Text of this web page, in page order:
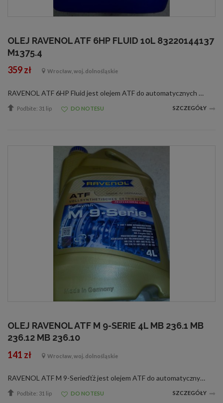
OLEJ RAVENOL ATF 6HP FLUID 10L 83220144137
M1375.4
359 zł Wrocław, woj. dolnośląskie
RAVENOL ATF 6HP Fluid jest olejem ATF do automatycznych skrzyń biegów wyprodukowanym na bazie olejów hydrokrakowanych oraz PAO ze specjalnymi dodatkami oraz inhibitorami zapewniającymi idealne działanie skrzyń automatycznych.RAVENOL ATF 6HP Fluid jest ...
Podbite: 31 lip DO NOTESU SZCZEGÓŁY
OLEJ RAVENOL ATF M 9-SERIE 4L MB 236.1 MB
236.12 MB 236.10
141 zł Wrocław, woj. dolnośląskie
RAVENOL ATF M 9-Serieďťż jest olejem ATF do automatycznych skrzyni biegów wyprodukowanym na bazie olejów hydrokrakowanych oraz PAO ze specjalnymi dodatkami oraz inhibitorami zapewniającymi idealne działanie automatycznych skrzyni biegów.RAVENOL ATF M 9...
Podbite: 31 lip DO NOTESU SZCZEGÓŁY